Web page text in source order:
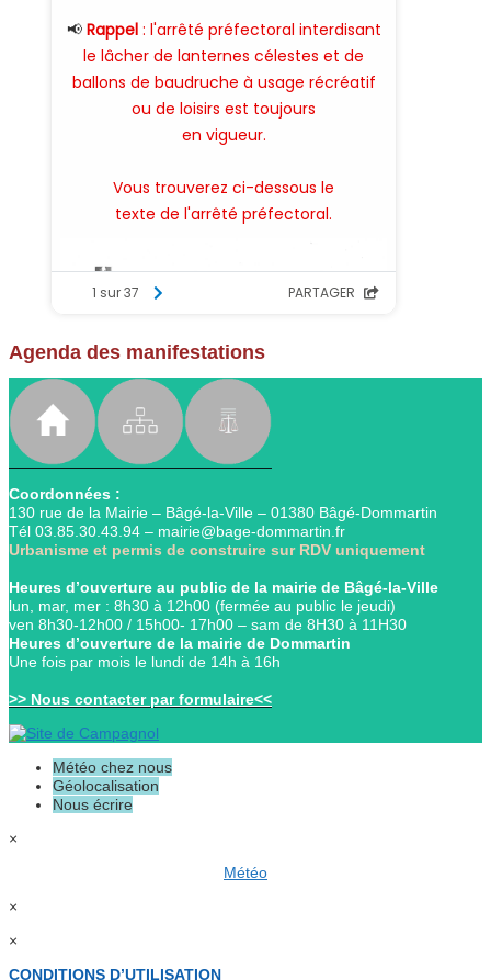
Agenda des manifestations
Coordonnées :
130 rue de la Mairie – Bâgé-la-Ville – 01380 Bâgé-Dommartin
Tél 03.85.30.43.94 – mairie@bage-dommartin.fr
Urbanisme et permis de construire sur RDV uniquement
Heures d’ouverture au public de la mairie de Bâgé-la-Ville
lun, mar, mer : 8h30 à 12h00 (fermée au public le jeudi)
ven 8h30-12h00 / 15h00- 17h00 – sam de 8H30 à 11H30
Heures d’ouverture de la mairie de Dommartin
Une fois par mois le lundi de 14h à 16h
>> Nous contacter par formulaire<<
Météo chez nous
Géolocalisation
Nous écrire
×
Météo
×
×
CONDITIONS D’UTILISATION